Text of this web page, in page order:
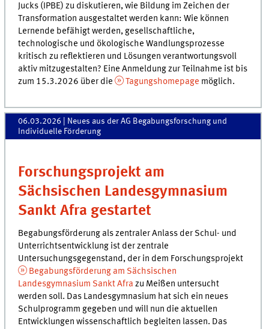
Jucks (IPBE) zu diskutieren, wie Bildung im Zeichen der
Transformation ausgestaltet werden kann: Wie können
Lernende befähigt werden, gesellschaftliche,
technologische und ökologische Wandlungsprozesse
kritisch zu reflektieren und Lösungen verantwortungsvoll
aktiv mitzugestalten? Eine Anmeldung zur Teilnahme ist bis
zum 15.3.2026 über die
Tagungshomepage möglich.
06.03.2026 | Neues aus der AG Begabungsforschung und
Individuelle Förderung
Forschungsprojekt am
Sächsischen Landesgymnasium
Sankt Afra gestartet
Begabungsförderung als zentraler Anlass der Schul- und
Unterrichtsentwicklung ist der zentrale
Untersuchungsgegenstand, der in dem Forschungsprojekt
Begabungsförderung am Sächsischen
Landesgymnasium Sankt Afra zu Meißen untersucht
werden soll. Das Landesgymnasium hat sich ein neues
Schulprogramm gegeben und will nun die aktuellen
Entwicklungen wissenschaftlich begleiten lassen. Das